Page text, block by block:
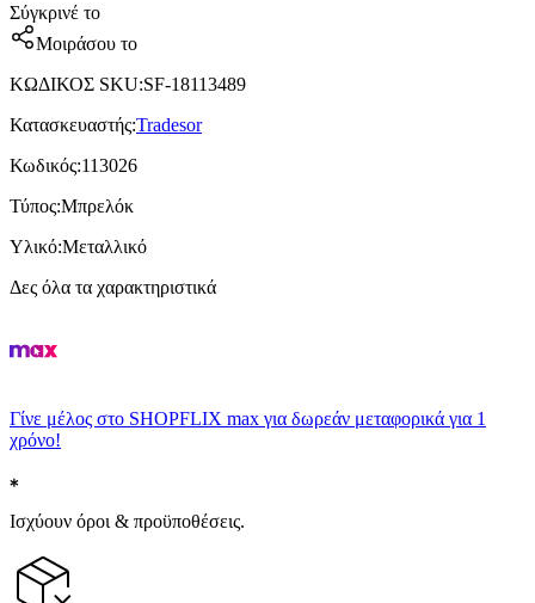
Σύγκρινέ το
Μοιράσου το
ΚΩΔΙΚΟΣ SKU:SF-18113489
Κατασκευαστής:Tradesor
Κωδικός:113026
Τύπος:Μπρελόκ
Υλικό:Μεταλλικό
Δες όλα τα χαρακτηριστικά
Γίνε μέλος στο SHOPFLIX max για δωρεάν μεταφορικά για 1
χρόνο!
Ισχύουν όροι & προϋποθέσεις.